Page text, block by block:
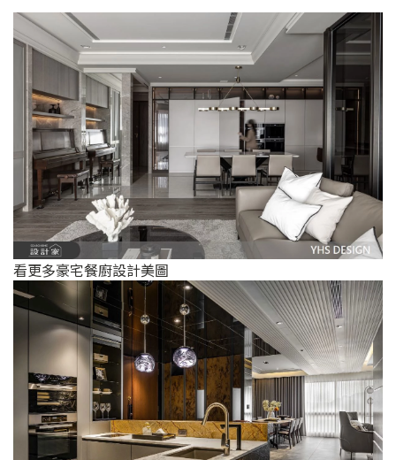
看更多豪宅餐廚設計美圖